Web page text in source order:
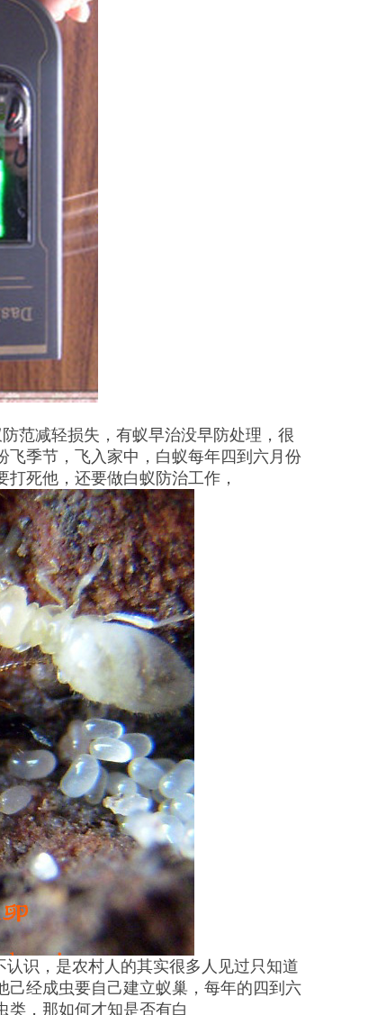
范减轻损失，有蚁早治没早防处理，很
季节，飞入家中，白蚁每年四到六月份
死他，还要做白蚁防治工作，
识，是农村人的其实很多人见过只知道
己经成虫要自己建立蚁巢，每年的 四到六
类，那如何才知是否有白